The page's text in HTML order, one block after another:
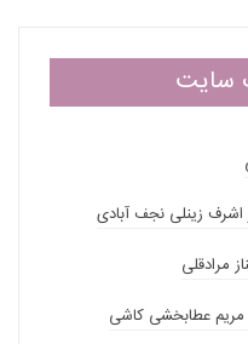
سایت
اشرف زینلی نجف آبادی
مرادقلی
مریم عطابخشی کاشی